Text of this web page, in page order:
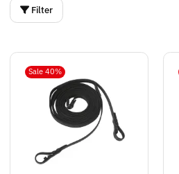
Filter
Sale 40%